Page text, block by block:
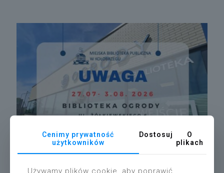
Cenimy prywatność
użytkowników
Dostosuj
O
plikach
Używamy plików cookie, aby poprawić